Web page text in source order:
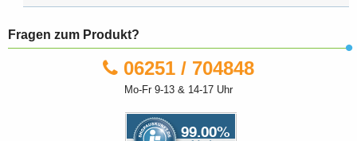
Fragen zum Produkt?
06251 / 704848
Mo-Fr 9-13 & 14-17 Uhr